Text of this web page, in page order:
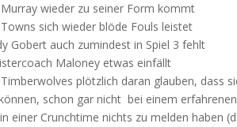
wieder zu seiner Form kommt
sich wieder blöde Fouls leistet
Gobert auch zumindest in Spiel 3 fehlt
Maloney etwas einfällt
plötzlich daran glauben, dass
schon gar nicht bei einem
einer Crunchtime nichts zu melden haben